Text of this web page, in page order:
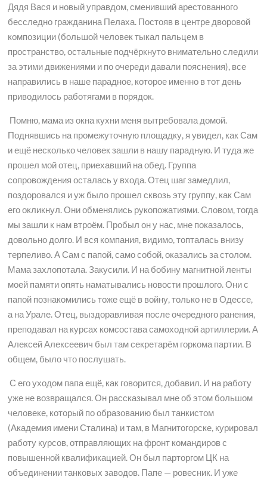
Дядя Вася и новый управдом, сменивший арестованного
бесследно гражданина Пелаха. Постояв в центре дворовой
композиции (большой человек тыкал пальцем в
пространство, остальные подчёркнуто внимательно следили
за этими движениями и по очереди давали пояснения), все
направились в наше парадное, которое именно в тот день
приводилось работягами в порядок.
Помню, мама из окна кухни меня вытребовала домой.
Поднявшись на промежуточную площадку, я увидел, как Сам
и ещё несколько человек зашли в нашу парадную. И туда же
прошел мой отец, приехавший на обед. Группа
сопровождения осталась у входа. Отец шаг замедлил,
поздоровался и уж было прошел сквозь эту группу, как Сам
его окликнул. Они обменялись рукопожатиями. Словом, тогда
мы зашли к нам втроём. Пробыл он у нас, мне показалось,
довольно долго. И вся компания, видимо, топталась внизу
терпеливо. А Сам с папой, само собой, оказались за столом.
Мама захлопотала. Закусили. И на бобину магнитной ленты
моей памяти опять наматывались новости прошлого. Они с
папой познакомились тоже ещё в войну, только не в Одессе,
а на Урале. Отец, выздоравливая после очередного ранения,
преподавал на курсах комсостава самоходной артиллерии. А
Алексей Алексеевич был там секретарём горкома партии. В
общем, было что послушать.
С его уходом папа ещё, как говорится, добавил. И на работу
уже не возвращался. Он рассказывал мне об этом большом
человеке, который по образованию был танкистом
(Академия имени Сталина) и там, в Магнитогорске, курировал
работу курсов, отправляющих на фронт командиров с
повышенной квалификацией. Он был парторгом ЦК на
объединении танковых заводов. Папе — ровесник. И уже